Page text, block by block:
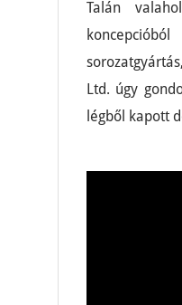
Talán
Ltd. úgy
légből kapott